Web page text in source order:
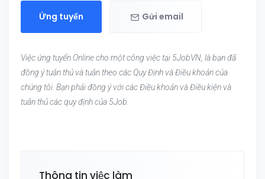
Ứng tuyển Gửi email
Việc ứng tuyển Online cho một công việc tại 5JobVN, là bạn đã
đồng ý tuân thủ và tuân theo các Quy Định và Điều khoản của
chúng tôi. Bạn phải đồng ý với các Điều khoản và Điều kiện và
tuân thủ các quy định của 5Job.
Thông tin việc làm